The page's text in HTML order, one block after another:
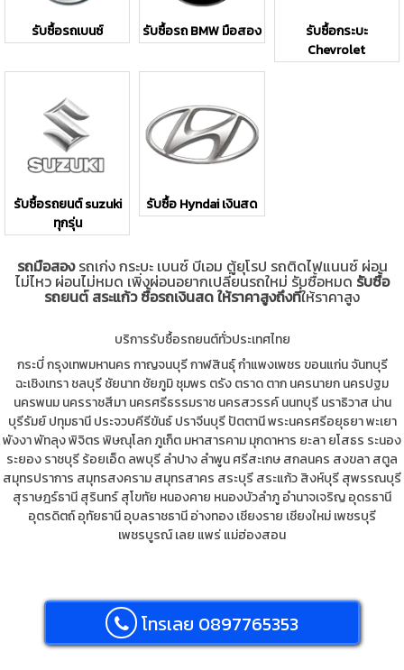
รับซื้อรถเบนซ์ รับซื้อรถ BMW มือสอง
รับซื้อกระบะ
Chevrolet
รับซื้อรถยนต์ suzuki
ทุกรุ่น
รับซื้อ Hyndai เงินสด
รถมือสองรถเก่ง กระบะ เบนซ์ บีเอม ตู้ยุโรป รถติดไฟแนนซ์ ผ่อน
ไม่ไหว ผ่อนไม่หมด เพิ่งผ่อนอยากเปลี่ยนรถใหม่ รับซื้อหมด รับซื้อ
รถยนต์ สระแก้ว ซื้อรถเงินสด ให้ราคาสูงถึงที่ให้ราคาสูง
บริการรับซื้อรถยนต์ทั่วประเทศไทย
กระบี่กรุงเทพมหานครกาญจนบุรีกาฬสินธุ์กำแพงเพชร ขอนแก่น จันทบุรี
ฉะเชิงเทราชลบุรีชัยนาทชัยภูมิชุมพร ตรังตราดตากนครนายกนครปฐม
นครพนม นครราชสีมา นครศรีธรรมราช นครสวรรค์ นนทบุรี นราธิวาส น่าน
บุรีรัมย์ ปทุมธานี ประจวบคีรีขันธ์ ปราจีนบุรี ปัตตานีพระนครศรีอยุธยาพะเยา
พังงาพัทลุงพิจิตรพิษณุโลกภูเก็ตมหาสารคามมุกดาหาร ยะลายโสธร ระนอง
ระยองราชบุรีร้อยเอ็ดลพบุรีลำปางลำพูนศรีสะเกษสกลนคร สงขลาสตูล
สมุทรปราการ สมุทรสงครามสมุทรสาคร สระบุรีสระแก้วสิงห์บุรีสุพรรณบุรี
สุราษฎร์ธานีสุรินทร์สุโขทัย หนองคาย หนองบัวลำภูอำนาจเจริญอุดรธานี
อุตรดิตถ์อุทัยธานีอุบลราชธานีอ่างทองเชียงราย เชียงใหม่เพชรบุรี
เพชรบูรณ์เลย แพร่แม่ฮ่องสอน
โทรเลย 0897765353